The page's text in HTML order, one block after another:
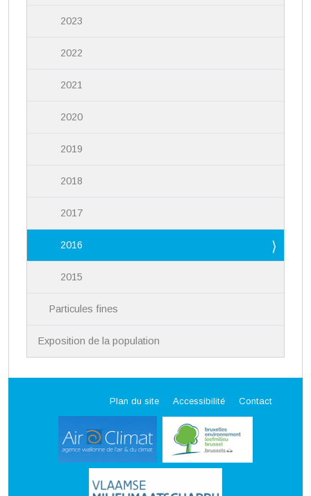
2023
2022
2021
2020
2019
2018
2017
2016
2015
Particules fines
Exposition de la population
Plan du site Accessibilité Contact